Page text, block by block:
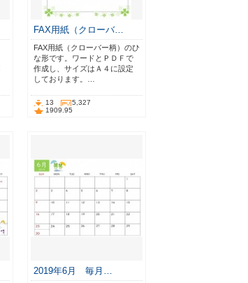
FAX用紙（クローバ…
FAX用紙（クローバー柄）のひ
な形です。ワードとＰＤＦで
作成し、サイズはＡ４に設定
しております。…
13
5,327
1909.95
2019年6月 毎月…